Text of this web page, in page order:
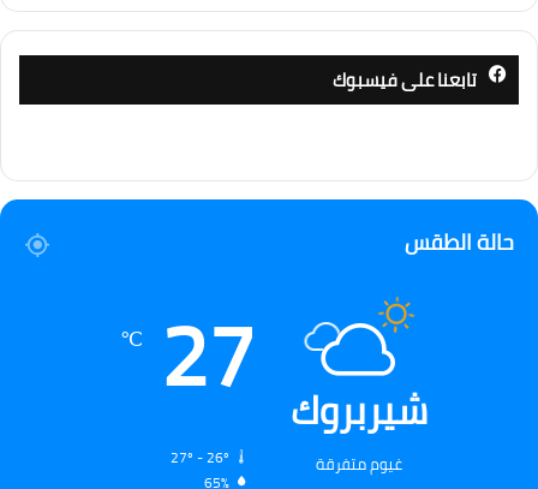
تابعنا على فيسبوك
حالة الطقس
شيربروك
غيوم متفرقة
27
℃
65%